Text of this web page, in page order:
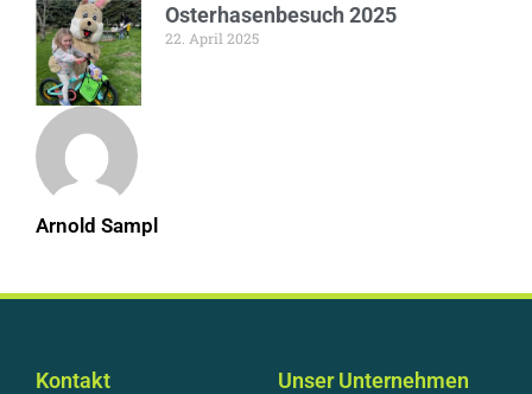
Arnold Sampl
Osterhasenbesuch 2025
22. April 2025
Kontakt Unser Unternehmen